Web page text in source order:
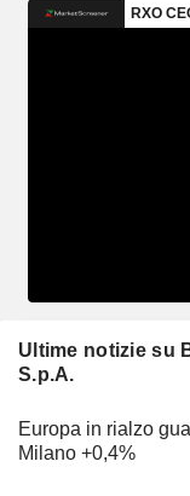
Ultime notizie su
S.p.A.
Europa in rialzo
Milano +0,4%